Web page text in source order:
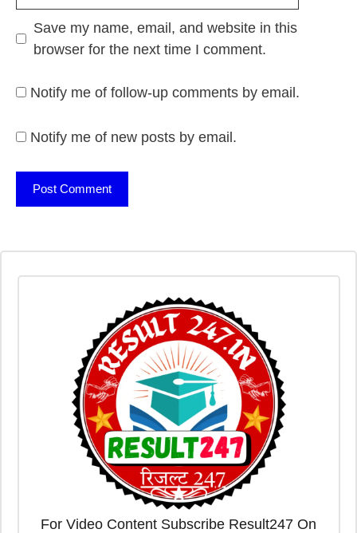
Save my name, email, and website in this
browser for the next time I comment.
Notify me of follow-up comments by email.
Notify me of new posts by email.
For Video Content Subscribe Result247 On